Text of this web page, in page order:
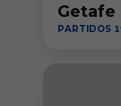
Getafe
PARTIDOS